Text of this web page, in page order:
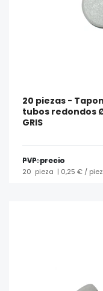
20 piezas -
tubos redondos
GRIS
PVP: precio
20 pieza | 0,25 € /